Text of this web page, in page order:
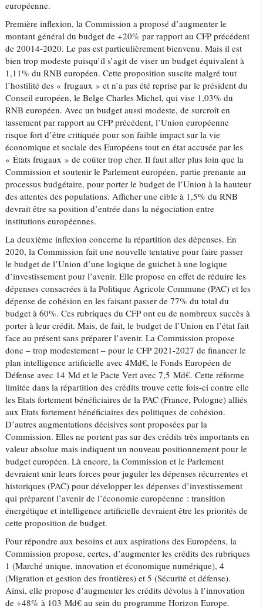
européenne.
Première inflexion, la Commission a proposé d’augmenter le
montant général du budget de +20% par rapport au CFP précédent
de 20014-2020. Le pas est particulièrement bienvenu. Mais il est
bien trop modeste puisqu’il s’agit de viser un budget équivalent à
1,11% du RNB européen. Cette proposition suscite malgré tout
l’hostilité des « frugaux » et n’a pas été reprise par le président du
Conseil européen, le Belge Charles Michel, qui vise 1,03% du
RNB européen. Avec un budget aussi modeste, de surcroît en
tassement par rapport au CFP précédent, l’Union européenne
risque fort d’être critiquée pour son faible impact sur la vie
économique et sociale des Européens tout en état accusée par les
« États frugaux » de coûter trop cher. Il faut aller plus loin que la
Commission et soutenir le Parlement européen, partie prenante au
processus budgétaire, pour porter le budget de l’Union à la hauteur
des attentes des populations. Afficher une cible à 1,5% du RNB
devrait être sa position d’entrée dans la négociation entre
institutions européennes.
La deuxième inflexion concerne la répartition des dépenses. En
2020, la Commission fait une nouvelle tentative pour faire passer
le budget de l’Union d’une logique de guichet à une logique
d’investissement pour l’avenir. Elle propose en effet de réduire les
dépenses consacrées à la Politique Agricole Commune (PAC) et les
dépense de cohésion en les faisant passer de 77% du total du
budget à 60%. Ces rubriques du CFP ont eu de nombreux succès à
porter à leur crédit. Mais, de fait, le budget de l’Union en l’état fait
face au présent sans préparer l’avenir. La Commission propose
donc – trop modestement – pour le CFP 2021-2027 de financer le
plan intelligence artificielle avec 4Md€, le Fonds Européen de
Défense avec 14 Md et le Pacte Vert avec 7,5 Md€. Cette réforme
limitée dans la répartition des crédits trouve cette fois-ci contre elle
les Etats fortement bénéficiaires de la PAC (France, Pologne) alliés
aux Etats fortement bénéficiaires des politiques de cohésion.
D’autres augmentations décisives sont proposées par la
Commission. Elles ne portent pas sur des crédits très importants en
valeur absolue mais indiquent un nouveau positionnement pour le
budget européen. Là encore, la Commission et le Parlement
devraient unir leurs forces pour juguler les dépenses récurrentes et
historiques (PAC) pour développer les dépenses d’investissement
qui préparent l’avenir de l’économie européenne : transition
énergétique et intelligence artificielle devraient être les priorités de
cette proposition de budget.
Pour répondre aux besoins et aux aspirations des Européens, la
Commission propose, certes, d’augmenter les crédits des rubriques
1 (Marché unique, innovation et économique numérique), 4
(Migration et gestion des frontières) et 5 (Sécurité et défense).
Ainsi, elle propose d’augmenter les crédits dévolus à l’innovation
de +48% à 103 Md€ au sein du programme Horizon Europe.